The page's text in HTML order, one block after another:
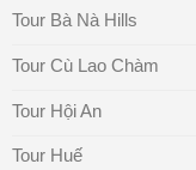
Tour Bà Nà Hills
Tour Cù Lao Chàm
Tour Hội An
Tour Huế